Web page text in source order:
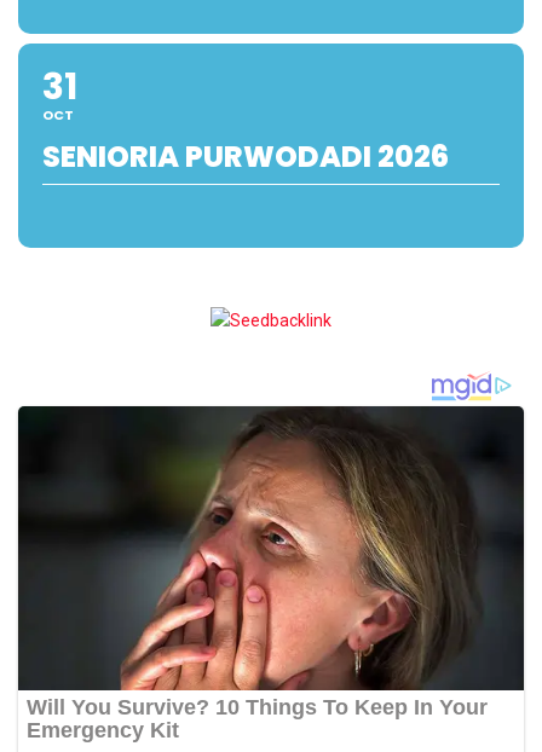
31
OCT
SENIORIA PURWODADI 2026